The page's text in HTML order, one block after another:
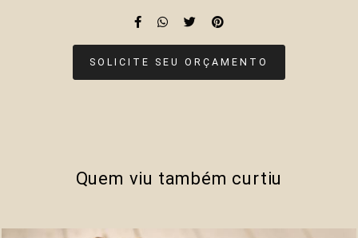
SOLICITE SEU ORÇAMENTO
Quem viu também curtiu